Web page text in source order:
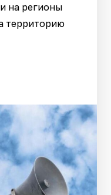
на регионы
территорию